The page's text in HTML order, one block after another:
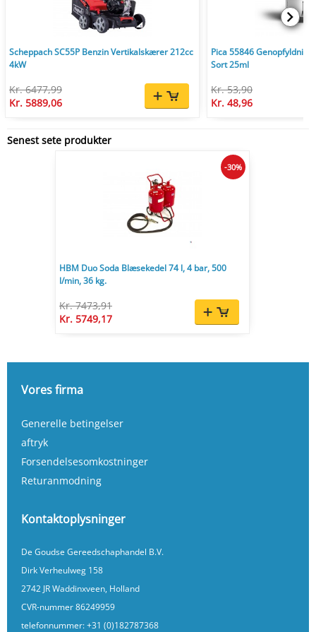
Scheppach SC55P Benzin Vertikalskærer 212cc
4kW
Kr. 6477,99
Kr. 5889,06
Pica 55846
Sort 25ml
Kr. 53,90
Kr. 48,96
Senest sete produkter
HBM Duo Soda Blæsekedel 74 l, 4 bar, 500
l/min, 36 kg.
Kr. 7473,91
Kr. 5749,17
-30%
Vores firma
Generelle betingelser
aftryk
Forsendelsesomkostninger
Returanmodning
Kontaktoplysninger
De Goudse Gereedschaphandel B.V.
Dirk Verheulweg 158
2742 JR Waddinxveen, Holland
CVR-nummer 86249959
telefonnummer:+31 (0)182787368